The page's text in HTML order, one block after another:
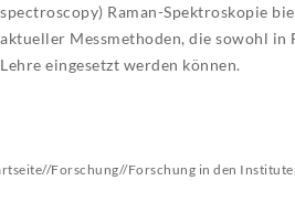
spectroscopy) Raman-Spektroskopie
aktueller Messmethoden, die sowohl in
Lehre eingesetzt werden können.
//Forschung//Forschung in den